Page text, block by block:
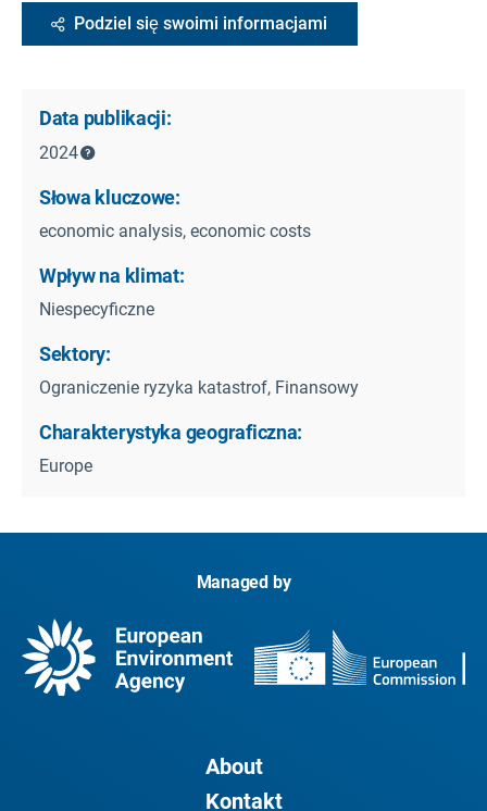
Podziel się swoimi informacjami
Data publikacji:
2024
Słowa kluczowe:
economic analysis, economic costs
Wpływ na klimat:
Niespecyficzne
Sektory:
Ograniczenie ryzyka katastrof, Finansowy
Charakterystyka geograficzna:
Europe
Managed by
About
Kontakt